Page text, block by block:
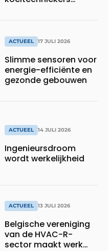
productiebedrijven
draaiende
ACTUEEL 17 JULI 2026
Slimme sensoren voor
energie-efficiënte en
gezonde gebouwen
ACTUEEL 14 JULI 2026
Ingenieursdroom
wordt werkelijkheid
ACTUEEL 13 JULI 2026
Belgische vereniging
van de HVAC-R-
sector maakt werk